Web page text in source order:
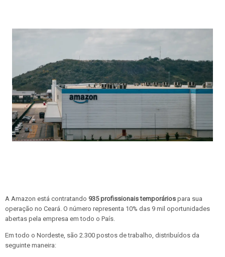
A Amazon está contratando 935 profissionais temporários para sua
operação no Ceará. O número representa 10% das 9 mil oportunidades
abertas pela empresa em todo o País.
Em todo o Nordeste, são 2.300 postos de trabalho, distribuídos da
seguinte maneira: